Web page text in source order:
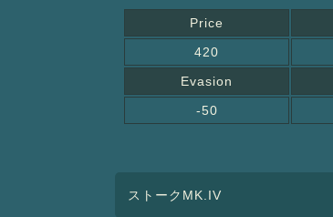
Price
420
Evasion
-50
ストークMK.IV